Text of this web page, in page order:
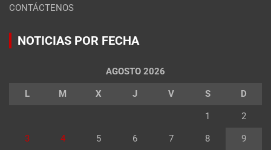
CONTÁCTENOS
NOTICIAS POR FECHA
AGOSTO 2026
L M X J V S D
1 2
3 4 5 6 7 8 9